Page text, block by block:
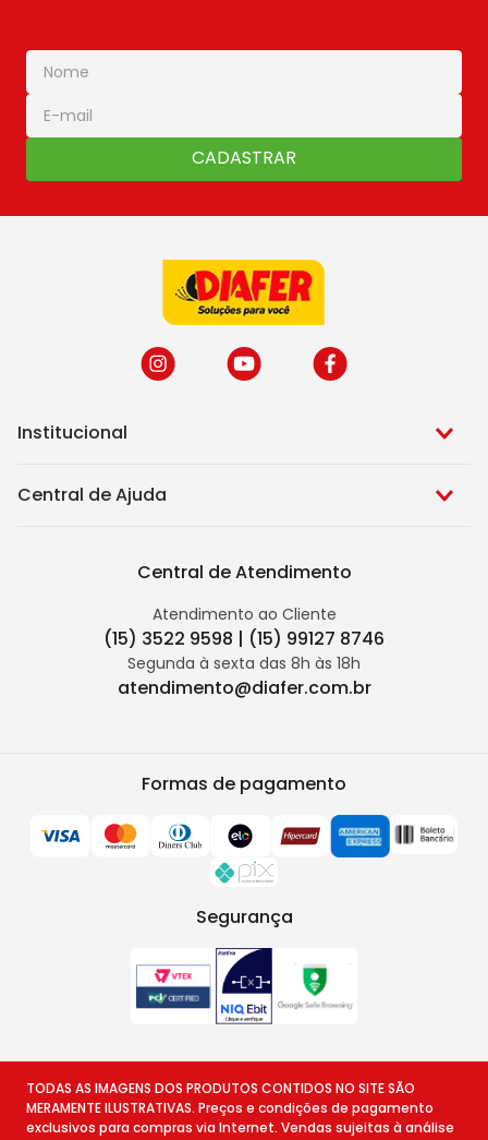
CADASTRAR
Institucional
Central de Ajuda
Central de Atendimento
Atendimento ao Cliente
(15) 3522 9598 | (15) 99127 8746
Segunda à sexta das 8h às 18h
atendimento@diafer.com.br
Formas de pagamento
Segurança
TODAS AS IMAGENS DOS PRODUTOS CONTIDOS NO SITE SÃO
MERAMENTE ILUSTRATIVAS. Preços e condições de pagamento
exclusivos para compras via Internet. Vendas sujeitas à análise